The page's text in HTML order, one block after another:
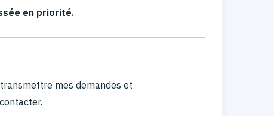
en priorité.
mes demandes et